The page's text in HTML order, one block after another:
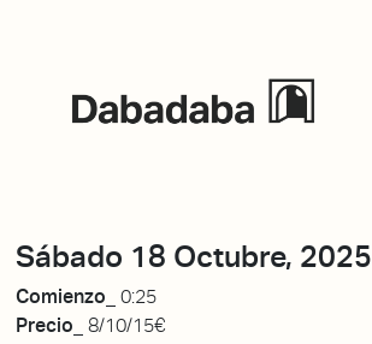
Sábado 18 Octubre, 2025
Comienzo_ 0:25
Precio_ 8/10/15€